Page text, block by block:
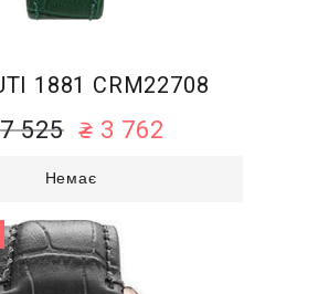
1881 CRM22708
7 525 3 762
Немає